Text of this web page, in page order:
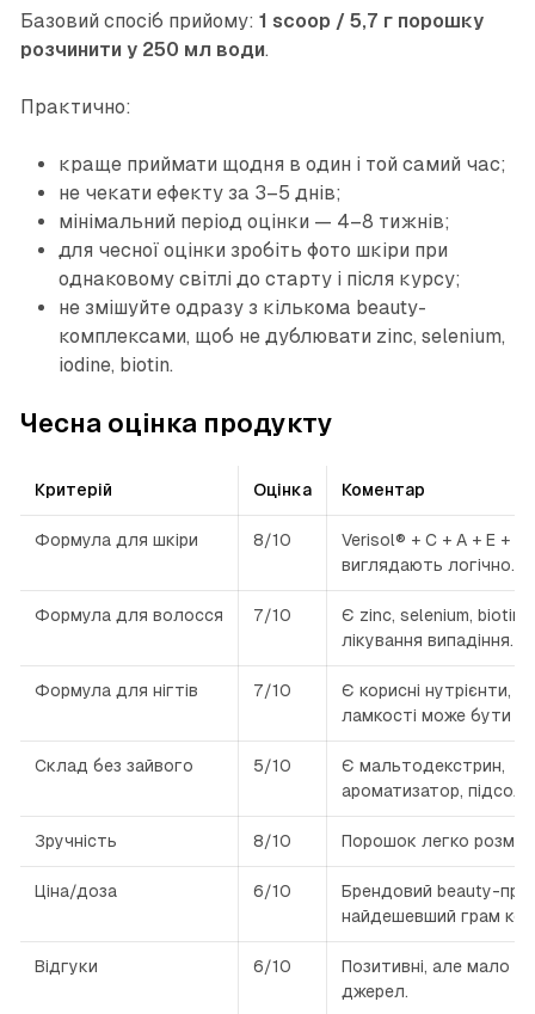
Базовий спосіб прийому: 1 scoop / 5,7 г порошку
розчинити у 250 мл води.
Практично:
краще приймати щодня в один і той самий час;
не чекати ефекту за 3–5 днів;
мінімальний період оцінки — 4–8 тижнів;
для чесної оцінки зробіть фото шкіри при
однаковому світлі до старту і після курсу;
не змішуйте одразу з кількома beauty-
комплексами, щоб не дублювати zinc, selenium,
iodine, biotin.
Чесна оцінка продукту
Критерій Оцінка Коментар
Формула для шкіри 8/10
Verisol® + C + A + E +
виглядають логічно.
Формула для волосся 7/10
Є zinc, selenium, biotin,
лікування випадіння.
Формула для нігтів 7/10
Є корисні нутрієнти,
ламкості може бути
Склад без зайвого 5/10
Є мальтодекстрин,
ароматизатор,
Зручність 8/10 Порошок легко
Ціна/доза 6/10
Брендовий beauty-
найдешевший грам
Відгуки 6/10
Позитивні, але мало
джерел.